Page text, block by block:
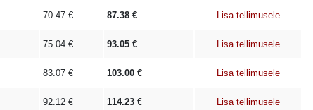
70.47 € 87.38 € Lisa tellimusele
75.04 € 93.05 € Lisa tellimusele
83.07 € 103.00 € Lisa tellimusele
92.12 € 114.23 € Lisa tellimusele